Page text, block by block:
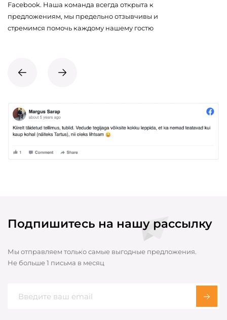
Facebook. Наша команда всегда открыта к
предложениям, мы предельно отзывчивы и
стремимся помочь каждому нашему гостю
Подпишитесь на нашу рассылку
Мы отправляем только самые выгодные предложения.
Не больше 1 письма в месяц